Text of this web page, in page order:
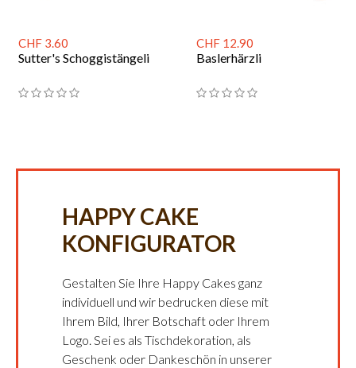
CHF 3.60
Sutter's Schoggistängeli
CHF 12.90
Baslerhärzli
HAPPY CAKE
KONFIGURATOR
Gestalten Sie Ihre Happy Cakes ganz
individuell und wir bedrucken diese mit
Ihrem Bild, Ihrer Botschaft oder Ihrem
Logo. Sei es als Tischdekoration, als
Geschenk oder Dankeschön in unserer